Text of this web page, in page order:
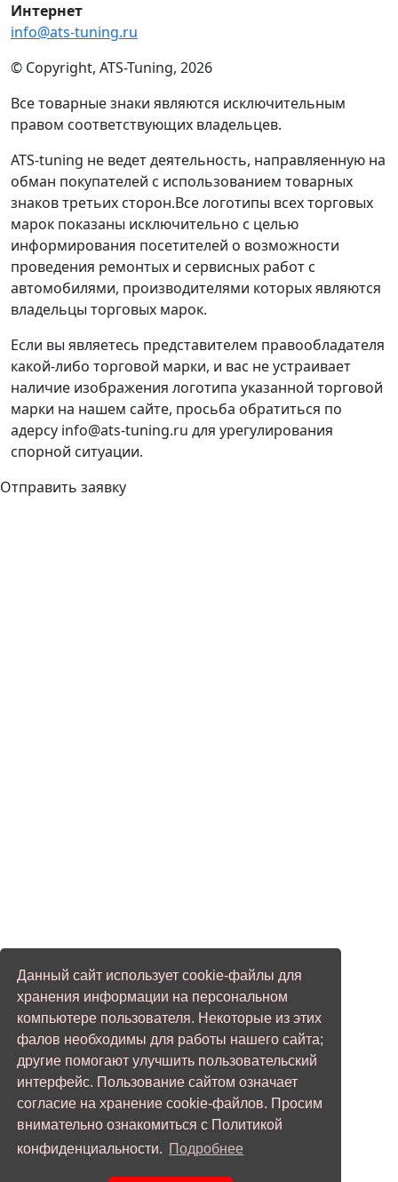
Данный сайт использует cookie-файлы для
хранения информации на персональном
компьютере пользователя. Некоторые из этих
фалов необходимы для работы нашего сайта;
другие помогают улучшить пользовательский
интерфейс. Пользование сайтом означает
согласие на хранение cookie-файлов. Просим
внимательно ознакомиться с Политикой
конфиденциальности. Подробнее
Интернет
info@ats-tuning.ru
© Copyright, ATS-Tuning, 2026
Все товарные знаки являются исключительным
правом соответствующих владельцев.
ATS-tuning не ведет деятельность, направляенную на
обман покупателей с использованием товарных
знаков третьих сторон.Все логотипы всех торговых
марок показаны исключительно с целью
информирования посетителей о возможности
проведения ремонтых и сервисных работ с
автомобилями, производителями которых являются
владельцы торговых марок.
Если вы являетесь представителем правообладателя
какой-либо торговой марки, и вас не устраивает
наличие изображения логотипа указанной торговой
марки на нашем сайте, просьба обратиться по
адерсу info@ats-tuning.ru для урегулирования
спорной ситуации.
Отправить заявку